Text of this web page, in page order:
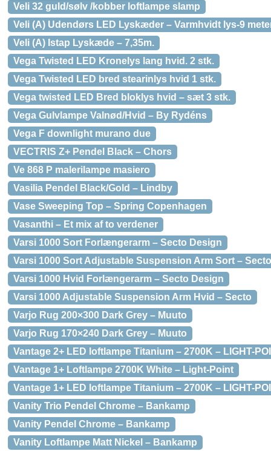
Veli 32 guld/sølv /kobber loftlampe slamp
Veli (A) Udendørs LED Lyskæder – Varmhvidt lys-9
Veli (A) Istap Lyskæde – 7,35m.
Vega Twisted LED Kronelys lang hvid. 2 stk.
Vega Twisted LED bred stearinlys hvid 1 stk.
Vega twisted LED Bred bloklys hvid – sæt 3 stk.
Vega Gulvlampe Valnød/Hvid – By Rydéns
Vega F downlight murano due
VECTRIS Z+ Pendel Black – Chors
Ve 868 P malerilampe masiero
Vasilia Pendel Black/Gold – Lindby
Vase Sweeping Top – Spring Copenhagen
Vasanthi – Et mix af to verdener
Varsi 1000 Sort Forlængerarm – Secto Design
Varsi 1000 Sort Adjustable Suspension Arm Sort – Secto
Varsi 1000 Hvid Forlængerarm – Secto Design
Varsi 1000 Adjustable Suspension Arm Hvid – Secto
Varjo Rug 200×300 Dark Grey – Muuto
Varjo Rug 170×240 Dark Grey – Muuto
Vantage 2+ LED loftlampe Titanium – 2700K – LIGHT-
Vantage 1+ Loftlampe 2700K White – Light-Point
Vantage 1+ LED loftlampe Titanium – 2700K – LIGHT-
Vanity Trio Pendel Chrome – Bankamp
Vanity Pendel Chrome – Bankamp
Vanity Loftlampe Matt Nickel – Bankamp